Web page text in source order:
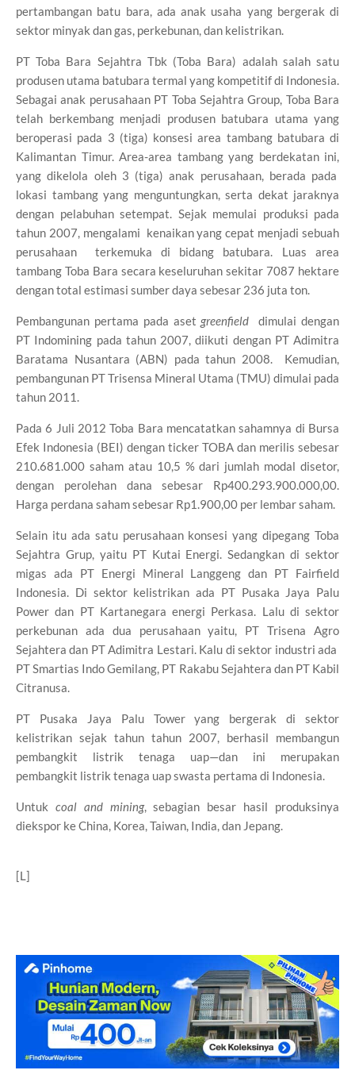
pertambangan batu bara, ada anak usaha yang bergerak di
sektor minyak dan gas, perkebunan, dan kelistrikan.
PT Toba Bara Sejahtra Tbk (Toba Bara) adalah salah satu
produsen utama batubara termal yang kompetitif di Indonesia.
Sebagai anak perusahaan PT Toba Sejahtra Group, Toba Bara
telah berkembang menjadi produsen batubara utama yang
beroperasi pada 3 (tiga) konsesi area tambang batubara di
Kalimantan Timur. Area-area tambang yang berdekatan ini,
yang dikelola oleh 3 (tiga) anak perusahaan, berada pada
lokasi tambang yang menguntungkan, serta dekat jaraknya
dengan pelabuhan setempat. Sejak memulai produksi pada
tahun 2007, mengalami kenaikan yang cepat menjadi sebuah
perusahaan terkemuka di bidang batubara. Luas area
tambang Toba Bara secara keseluruhan sekitar 7087 hektare
dengan total estimasi sumber daya sebesar 236 juta ton.
Pembangunan pertama pada asetgreenfield dimulai dengan
PT Indomining pada tahun 2007, diikuti dengan PT Adimitra
Baratama Nusantara (ABN) pada tahun 2008. Kemudian,
pembangunan PT Trisensa Mineral Utama (TMU) dimulai pada
tahun 2011.
Pada 6 Juli 2012 Toba Bara mencatatkan sahamnya di Bursa
Efek Indonesia (BEI) dengan ticker TOBA dan merilis sebesar
210.681.000 saham atau 10,5 % dari jumlah modal disetor,
dengan perolehan dana sebesar Rp400.293.900.000,00.
Harga perdana saham sebesar Rp1.900,00 per lembar saham.
Selain itu ada satu perusahaan konsesi yang dipegang Toba
Sejahtra Grup, yaitu PT Kutai Energi. Sedangkan di sektor
migas ada PT Energi Mineral Langgeng dan PT Fairfield
Indonesia. Di sektor kelistrikan ada PT Pusaka Jaya Palu
Power dan PT Kartanegara energi Perkasa. Lalu di sektor
perkebunan ada dua perusahaan yaitu, PT Trisena Agro
Sejahtera dan PT Adimitra Lestari. Kalu di sektor industri ada
PT Smartias Indo Gemilang, PT Rakabu Sejahtera dan PT Kabil
Citranusa.
PT Pusaka Jaya Palu Tower yang bergerak di sektor
kelistrikan sejak tahun tahun 2007, berhasil membangun
pembangkit listrik tenaga uap—dan ini merupakan
pembangkit listrik tenaga uap swasta pertama di Indonesia.
Untuk coal and mining, sebagian besar hasil produksinya
diekspor ke China, Korea, Taiwan, India, dan Jepang.
[L]